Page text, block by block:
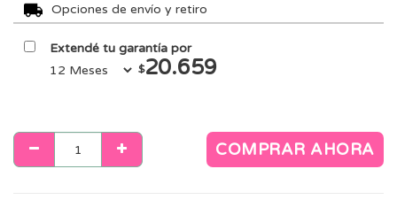
Opciones de envío y retiro
Extendé tu garantía por
$20.659
COMPRAR AHORA